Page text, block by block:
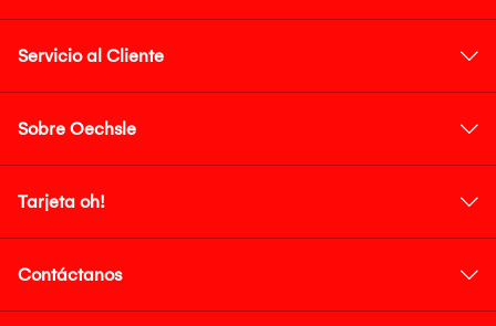
Servicio al Cliente
Sobre Oechsle
Tarjeta oh!
Contáctanos